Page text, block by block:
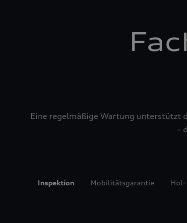
Eine regelmäßige Wartung unterstützt
–
Inspektion Mobilitätsgarantie Hol-